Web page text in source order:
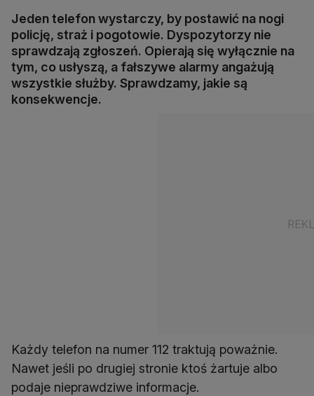
Jeden telefon wystarczy, by postawić na nogi
policję, straż i pogotowie. Dyspozytorzy nie
sprawdzają zgłoszeń. Opierają się wyłącznie na
tym, co usłyszą, a fałszywe alarmy angażują
wszystkie służby. Sprawdzamy, jakie są
konsekwencje.
Każdy telefon na numer 112 traktują poważnie.
Nawet jeśli po drugiej stronie ktoś żartuje albo
podaje nieprawdziwe informacje.